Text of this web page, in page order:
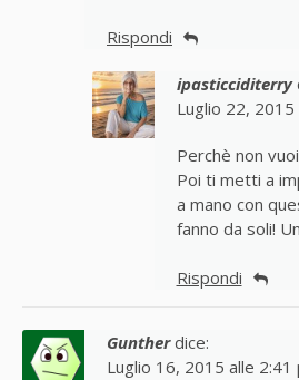
Rispondi
ipasticciditerry
Luglio 22, 2015
Perchè non
Poi ti metti a
a mano con
fanno da soli!
Rispondi
Gunther dice:
Luglio 16, 2015 alle 2:41